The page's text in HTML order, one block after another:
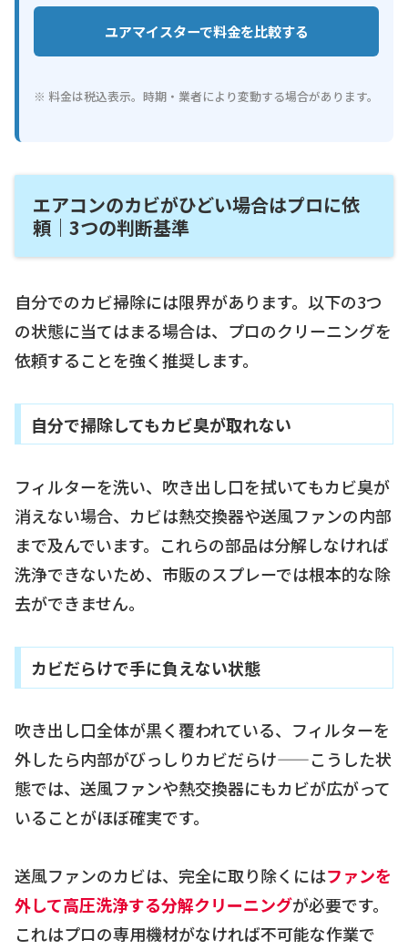
ユアマイスターで料金を比較する
※ 料金は税込表示。時期・業者により変動する場合があります。
エアコンのカビがひどい場合はプロに依
頼｜3つの判断基準
自分でのカビ掃除には限界があります。以下の3つ
の状態に当てはまる場合は、プロのクリーニングを
依頼することを強く推奨します。
自分で掃除してもカビ臭が取れない
フィルターを洗い、吹き出し口を拭いてもカビ臭が
消えない場合、カビは熱交換器や送風ファンの内部
まで及んでいます。これらの部品は分解しなければ
洗浄できないため、市販のスプレーでは根本的な除
去ができません。
カビだらけで手に負えない状態
吹き出し口全体が黒く覆われている、フィルターを
外したら内部がびっしりカビだらけ——こうした状
態では、送風ファンや熱交換器にもカビが広がって
いることがほぼ確実です。
送風ファンのカビは、完全に取り除くにはファンを
外して高圧洗浄する分解クリーニングが必要です。
これはプロの専用機材がなければ不可能な作業で